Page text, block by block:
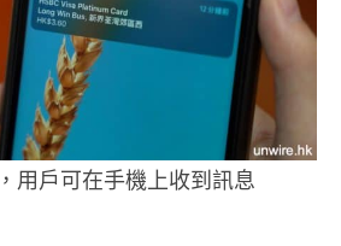
用戶可在手機上收到訊息